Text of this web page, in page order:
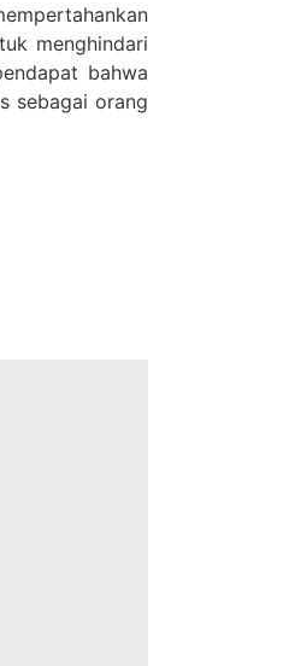
menghindari
bahwa
sebagai orang